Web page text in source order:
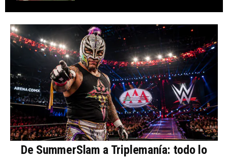
De SummerSlam a Triplemanía: todo lo